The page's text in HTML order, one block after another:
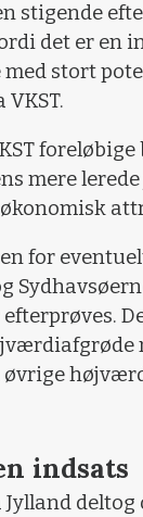
stigende
det er en
stort
mere
for
indsats
deltog